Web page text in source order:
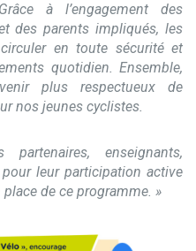
à l’engagement des
des parents impliqués, les
en toute sécurité et
quotidien. Ensemble,
plus respectueux de
nos jeunes cyclistes.
enseignants,
leur participation active
de ce programme. »